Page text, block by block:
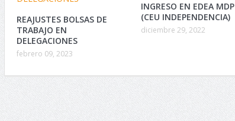
REAJUSTES BOLSAS DE
TRABAJO EN
DELEGACIONES
febrero 09, 2023
INGRESO EN EDEA MDP
(CEU INDEPENDENCIA)
diciembre 29, 2022